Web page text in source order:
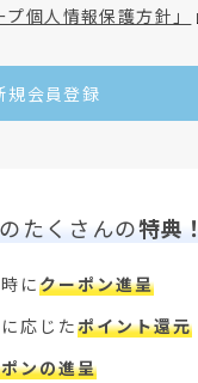
プ個人情報保護方針」
規会員登録
のたくさんの特典！
にクーポン進呈
応じたポイント還元
ンの進呈